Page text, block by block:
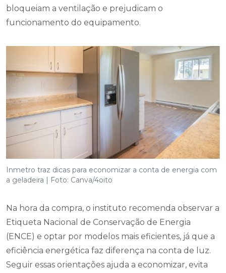
bloqueiam a ventilação e prejudicam o
funcionamento do equipamento.
Inmetro traz dicas para economizar a conta de energia com
a geladeira | Foto: Canva/4oito
Na hora da compra, o instituto recomenda observar a
Etiqueta Nacional de Conservação de Energia
(ENCE) e optar por modelos mais eficientes, já que a
eficiência energética faz diferença na conta de luz.
Seguir essas orientações ajuda a economizar, evita